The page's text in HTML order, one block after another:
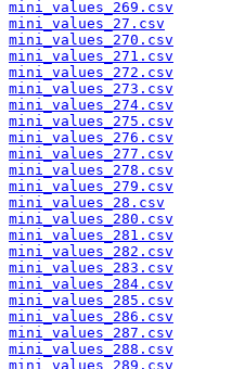
mini_values_269.csv
mini_values_27.csv
mini_values_270.csv
mini_values_271.csv
mini_values_272.csv
mini_values_273.csv
mini_values_274.csv
mini_values_275.csv
mini_values_276.csv
mini_values_277.csv
mini_values_278.csv
mini_values_279.csv
mini_values_28.csv
mini_values_280.csv
mini_values_281.csv
mini_values_282.csv
mini_values_283.csv
mini_values_284.csv
mini_values_285.csv
mini_values_286.csv
mini_values_287.csv
mini_values_288.csv
mini_values_289.csv